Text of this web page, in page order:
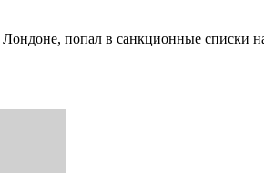
попал в санкционные списки